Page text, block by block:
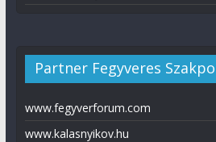
Partner Fegyveres
www.fegyverforum.com
www.kalasnyikov.hu